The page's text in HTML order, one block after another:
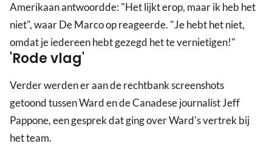
Amerikaan antwoordde: "Het lijkt erop, maar ik heb het
niet", waar De Marco op reageerde. "Je hebt het niet,
omdat je iedereen hebt gezegd het te vernietigen!"
'Rode vlag'
Verder werden er aan de rechtbank screenshots
getoond tussen Ward en de Canadese journalist Jeff
Pappone, een gesprek dat ging over Ward's vertrek bij
het team.